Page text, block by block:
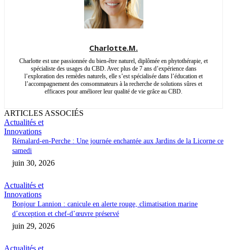
Charlotte.M.
Charlotte est une passionnée du bien-être naturel, diplômée en phytothérapie, et
spécialiste des usages du CBD. Avec plus de 7 ans d’expérience dans
l’exploration des remèdes naturels, elle s’est spécialisée dans l’éducation et
l’accompagnement des consommateurs à la recherche de solutions sûres et
efficaces pour améliorer leur qualité de vie grâce au CBD.
ARTICLES ASSOCIÉS
Actualités et
Innovations
Rémalard-en-Perche : Une journée enchantée aux Jardins de la Licorne ce
samedi
juin 30, 2026
Actualités et
Innovations
Bonjour Lannion : canicule en alerte rouge, climatisation marine
d’exception et chef-d’œuvre préservé
juin 29, 2026
Actualités et